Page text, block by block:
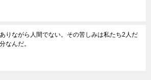
りながら人間でない。その苦しみは私たち2人だ
なんだ。